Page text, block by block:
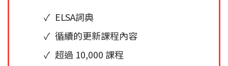
ELSA詞典
循續的更新課程內容
超過 10,000 課程